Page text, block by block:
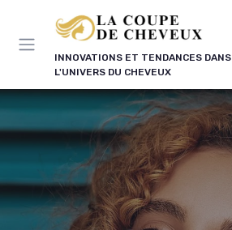
INNOVATIONS ET TENDANCES DANS
L'UNIVERS DU CHEVEUX